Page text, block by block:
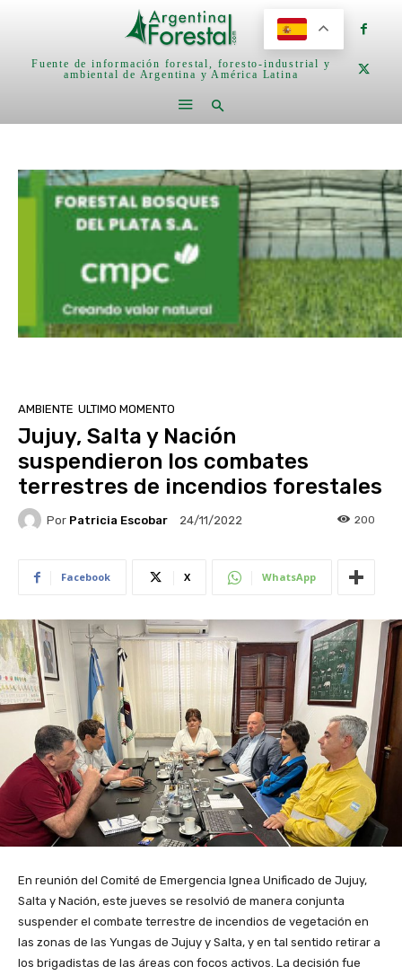
Fuente de información forestal, foresto-industrial y
ambiental de Argentina y América Latina
AMBIENTE ULTIMO MOMENTO
Jujuy, Salta y Nación
suspendieron los combates
terrestres de incendios forestales
Por Patricia Escobar 24/11/2022 200
Facebook X WhatsApp
En reunión del Comité de Emergencia Ignea Unificado de Jujuy,
Salta y Nación, este jueves se resolvió de manera conjunta
suspender el combate terrestre de incendios de vegetación en
las zonas de las Yungas de Jujuy y Salta, y en tal sentido retirar a
los brigadistas de las áreas con focos activos. La decisión fue